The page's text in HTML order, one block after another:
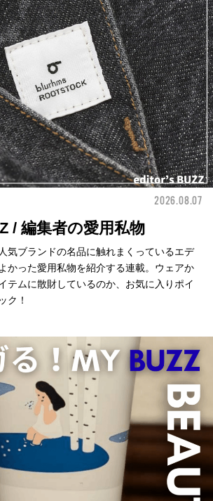
2026.08.07
/ 編集者の愛用私物
気ブランドの名品に触れまくっているエデ
かった愛用私物を紹介する連載。ウェアか
テムに散財しているのか、お気に入りポイ
ク！